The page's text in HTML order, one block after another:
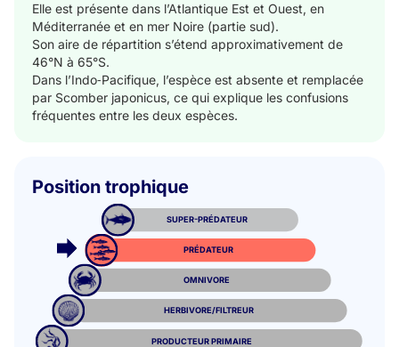
Elle est présente dans l’Atlantique Est et Ouest, en
Méditerranée et en mer Noire (partie sud).
Son aire de répartition s’étend approximativement de
46°N à 65°S.
Dans l’Indo‑Pacifique, l’espèce est absente et remplacée
par Scomber japonicus, ce qui explique les confusions
fréquentes entre les deux espèces.
Position trophique
PRÉDATEUR
OMNIVORE
HERBIVORE/FILTREUR
PRODUCTEUR PRIMAIRE
SUPER-PRÉDATEUR